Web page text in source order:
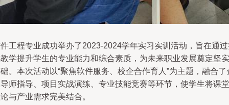
工程专业成功举办了2023-2024学年实习实训活动，旨在通
学提升学生的专业能力和综合素质，为未来职业发展奠定坚实
。本次活动以“聚焦软件服务、校企合作育人”为主题，融合了
师指导、项目实战演练、专业技能竞赛等环节，使学生将课堂
与产业需求完美结合。